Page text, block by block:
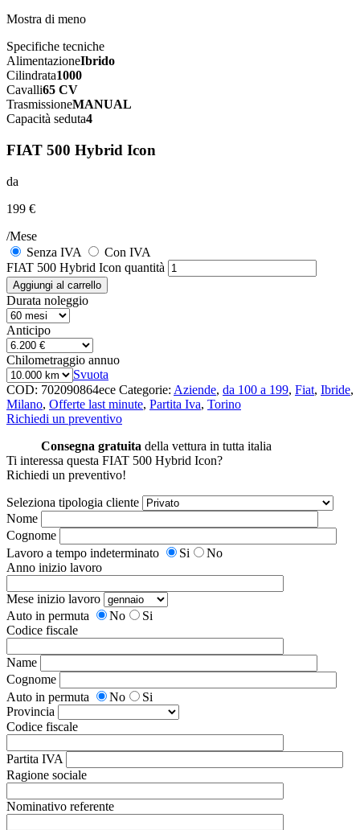
Mostra di meno
Specifiche tecniche
AlimentazioneIbrido
Cilindrata1000
Cavalli65 CV
TrasmissioneMANUAL
Capacità seduta4
FIAT 500 Hybrid Icon
da
199 €
/Mese
Senza IVA
Con IVA
FIAT 500 Hybrid Icon quantità
Aggiungi al carrello
Durata noleggio
Anticipo
Chilometraggio annuo
Svuota
COD: 702090864ece Categorie: Aziende, da 100 a 199, Fiat, Ibride,
Milano, Offerte last minute, Partita Iva, Torino
Richiedi un preventivo
Consegna gratuita della vettura in tutta italia
Ti interessa questa FIAT 500 Hybrid Icon?
Richiedi un preventivo!
Seleziona tipologia cliente
Nome
Cognome
Lavoro a tempo indeterminato
Si
No
Anno inizio lavoro
Mese inizio lavoro
Auto in permuta
No
Si
Codice fiscale
Name
Cognome
Auto in permuta
No
Si
Provincia
Codice fiscale
Partita IVA
Ragione sociale
Nominativo referente